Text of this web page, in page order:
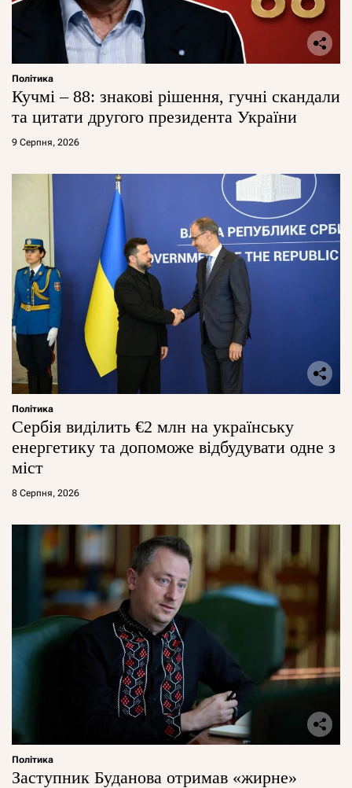
Політика
Кучмі – 88: знакові рішення, гучні скандали
та цитати другого президента України
9 Серпня, 2026
Політика
Сербія виділить €2 млн на українську
енергетику та допоможе відбудувати одне з
міст
8 Серпня, 2026
Політика
Заступник Буданова отримав «жирне»